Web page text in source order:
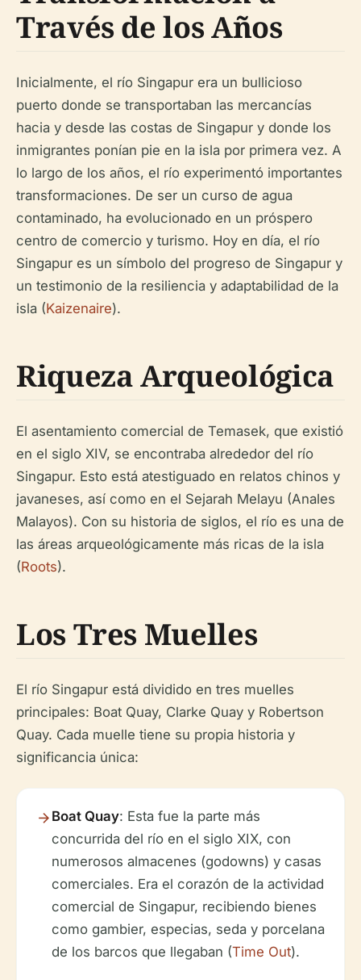
Través de los Años
Inicialmente, el río Singapur era un bullicioso
puerto donde se transportaban las mercancías
hacia y desde las costas de Singapur y donde los
inmigrantes ponían pie en la isla por primera vez. A
lo largo de los años, el río experimentó importantes
transformaciones. De ser un curso de agua
contaminado, ha evolucionado en un próspero
centro de comercio y turismo. Hoy en día, el río
Singapur es un símbolo del progreso de Singapur y
un testimonio de la resiliencia y adaptabilidad de la
isla (Kaizenaire).
Riqueza Arqueológica
El asentamiento comercial de Temasek, que existió
en el siglo XIV, se encontraba alrededor del río
Singapur. Esto está atestiguado en relatos chinos y
javaneses, así como en el Sejarah Melayu (Anales
Malayos). Con su historia de siglos, el río es una de
las áreas arqueológicamente más ricas de la isla
(Roots).
Los Tres Muelles
El río Singapur está dividido en tres muelles
principales: Boat Quay, Clarke Quay y Robertson
Quay. Cada muelle tiene su propia historia y
significancia única:
Boat Quay: Esta fue la parte más
concurrida del río en el siglo XIX, con
numerosos almacenes (godowns) y casas
comerciales. Era el corazón de la actividad
comercial de Singapur, recibiendo bienes
como gambier, especias, seda y porcelana
de los barcos que llegaban (Time Out).